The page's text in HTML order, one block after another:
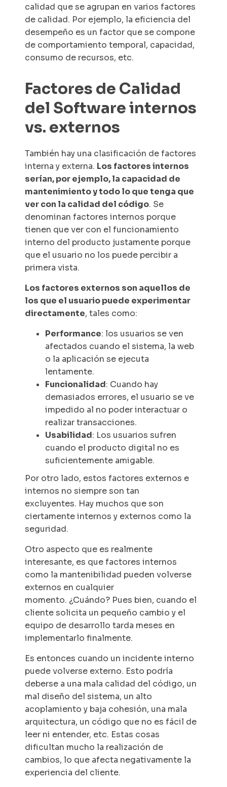
calidad que se agrupan en varios factores
de calidad. Por ejemplo, la eficiencia del
desempeño es un factor que se compone
de comportamiento temporal, capacidad,
consumo de recursos, etc.
Factores de Calidad
del Software internos
vs. externos
También hay una clasificación de factores
interna y externa. Los factores internos
serían, por ejemplo, la capacidad de
mantenimiento y todo lo que tenga que
ver con la calidad del código. Se
denominan factores internos porque
tienen que ver con el funcionamiento
interno del producto justamente porque
que el usuario no los puede percibir a
primera vista.
Los factores externos son aquellos de
los que el usuario puede experimentar
directamente, tales como:
Performance: los usuarios se ven
afectados cuando el sistema, la web
o la aplicación se ejecuta
lentamente.
Funcionalidad: Cuando hay
demasiados errores, el usuario se ve
impedido al no poder interactuar o
realizar transacciones.
Usabilidad: Los usuarios sufren
cuando el producto digital no es
suficientemente amigable.
Por otro lado, estos factores externos e
internos no siempre son tan
excluyentes. Hay muchos que son
ciertamente internos y externos como la
seguridad.
Otro aspecto que es realmente
interesante, es que factores internos
como la mantenibilidad pueden volverse
externos en cualquier
momento. ¿Cuándo? Pues bien, cuando el
cliente solicita un pequeño cambio y el
equipo de desarrollo tarda meses en
implementarlo finalmente.
Es entonces cuando un incidente interno
puede volverse externo. Esto podría
deberse a una mala calidad del código, un
mal diseño del sistema, un alto
acoplamiento y baja cohesión, una mala
arquitectura, un código que no es fácil de
leer ni entender, etc. Estas cosas
dificultan mucho la realización de
cambios, lo que afecta negativamente la
experiencia del cliente.